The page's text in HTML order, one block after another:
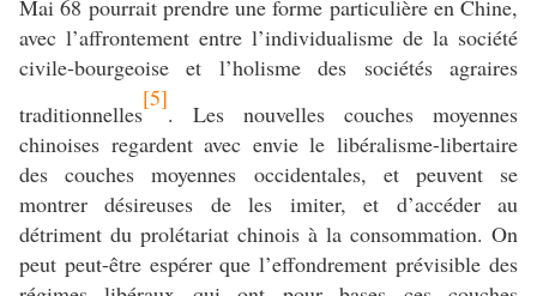
Mai 68 pourrait prendre une forme particulière en Chine,
avec l’affrontement entre l’individualisme de la société
civile-bourgeoise et l’holisme des sociétés agraires
traditionnelles
[5]
. Les nouvelles couches moyennes
chinoises regardent avec envie le libéralisme-libertaire
des couches moyennes occidentales, et peuvent se
montrer désireuses de les imiter, et d’accéder au
détriment du prolétariat chinois à la consommation. On
peut peut-être espérer que l’effondrement prévisible des